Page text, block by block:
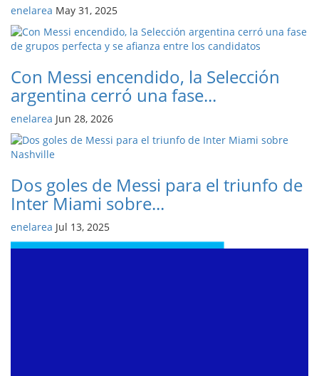
enelarea May 31, 2025
Con Messi encendido, la Selección
argentina cerró una fase...
enelarea Jun 28, 2026
Dos goles de Messi para el triunfo de
Inter Miami sobre...
enelarea Jul 13, 2025